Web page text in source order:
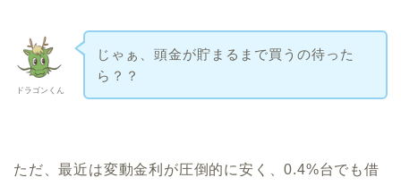
ドラゴンくん
じゃぁ、頭金が貯まるまで買うの待った
ら？？
ただ、最近は変動金利が圧倒的に安く、0.4%台でも借